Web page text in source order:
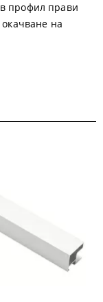
профил прави
на